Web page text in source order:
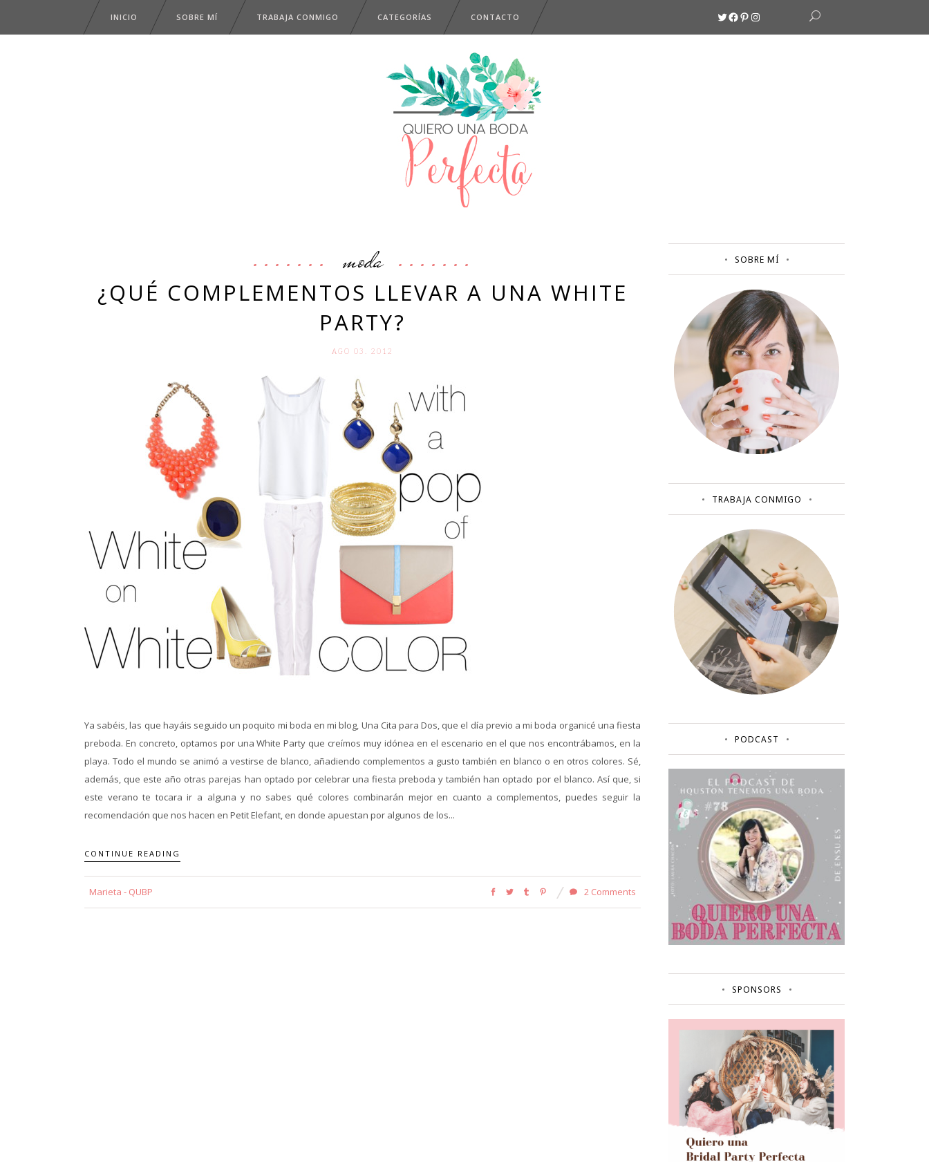
INICIO SOBRE MÍ TRABAJA CONMIGO CATEGORÍAS CONTACTO Twitter
Facebook
Pinterest
Instagram
moda
¿QUÉ COMPLEMENTOS LLEVAR A UNA WHITE
PARTY?
AGO 03. 2012
Ya sabéis, las que hayáis seguido un poquito mi boda en mi blog, Una Cita para Dos, que el día previo a mi boda organicé una fiesta
preboda. En concreto, optamos por una White Party que creímos muy idónea en el escenario en el que nos encontrábamos, en la
playa. Todo el mundo se animó a vestirse de blanco, añadiendo complementos a gusto también en blanco o en otros colores. Sé,
además, que este año otras parejas han optado por celebrar una fiesta preboda y también han optado por el blanco. Así que, si
este verano te tocara ir a alguna y no sabes qué colores combinarán mejor en cuanto a complementos, puedes seguir la
recomendación que nos hacen en Petit Elefant, en donde apuestan por algunos de los...
CONTINUE READING
Marieta - QUBP 2 Comments
SOBRE MÍ
TRABAJA CONMIGO
PODCAST
SPONSORS